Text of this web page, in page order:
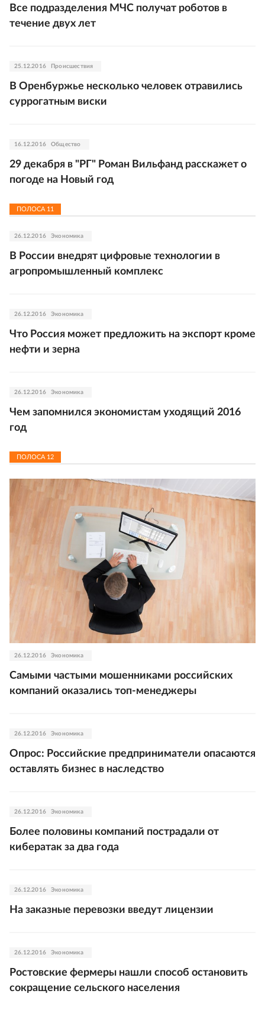
Все подразделения МЧС получат роботов в
течение двух лет
25.12.2016 Происшествия
В Оренбуржье несколько человек отравились
суррогатным виски
16.12.2016 Общество
29 декабря в "РГ" Роман Вильфанд расскажет о
погоде на Новый год
ПОЛОСА 11
26.12.2016 Экономика
В России внедрят цифровые технологии в
агропромышленный комплекс
26.12.2016 Экономика
Что Россия может предложить на экспорт кроме
нефти и зерна
26.12.2016 Экономика
Чем запомнился экономистам уходящий 2016
год
ПОЛОСА 12
26.12.2016 Экономика
Самыми частыми мошенниками российских
компаний оказались топ-менеджеры
26.12.2016 Экономика
Опрос: Российские предприниматели опасаются
оставлять бизнес в наследство
26.12.2016 Экономика
Более половины компаний пострадали от
кибератак за два года
26.12.2016 Экономика
На заказные перевозки введут лицензии
26.12.2016 Экономика
Ростовские фермеры нашли способ остановить
сокращение сельского населения